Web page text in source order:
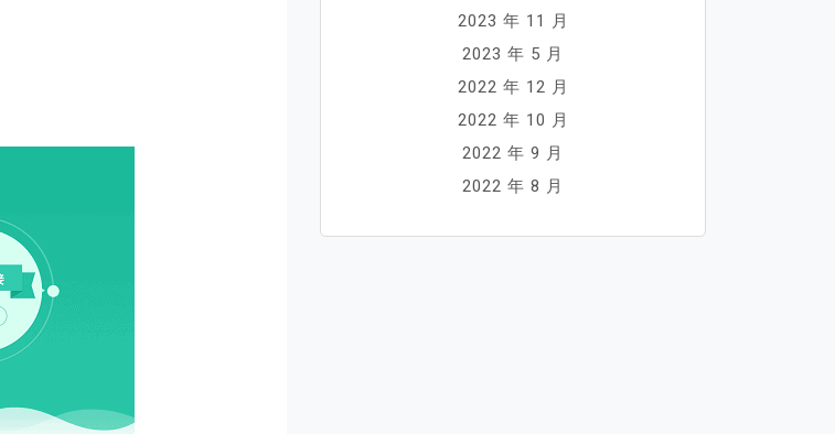
2023 年 11 月
2023 年 5 月
2022 年 12 月
2022 年 10 月
2022 年 9 月
2022 年 8 月